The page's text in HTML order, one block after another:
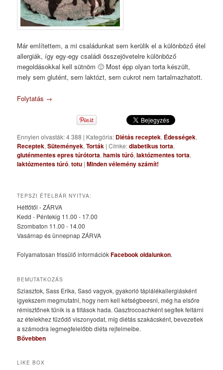
Már említettem, a mi családunkat sem kerülik el a különböző étel
allergiák, így egy-egy családi összejövetelre különböző
megoldásokkal kell sütnöm 🙂 Most épp olyan torta készült,
mely sem glutént, sem laktózt, sem cukrot nem tartalmazhatott.
Folytatás →
Ennyien olvasták: 4 388 | Kategória: Diétás receptek, Édességek,
Receptek,Sütemények,Torták |Címke:diabetikus torta,
gluténmentes epres túrótorta,hamis túró,laktózmentes torta,
laktózmentes túró,totu |Minden vélemény számít!
TEPSZI ÉTELBÁR NYITVA:
Hétfőtől - ZÁRVA
Kedd - Péntekig 11.00 - 17.00
Szombaton 11.00 - 14.00
Vasárnap és ünnepnap ZÁRVA
Folyamatosan frissülő információkFacebook oldalunkon.
BEMUTATKOZÁS
Sziasztok, Sass Erika, Sasó vagyok, gyakorló táplálékallergiásként
igyekszem megmutatni, hogy nem kell kétségbeesni, még ha elsőre
rémisztőnek tűnik is a tiltások hada. Gasztrocoachként segítek feltárni
az ételekhez fűződő viszonyodat, míg diétás szakácsként, bevezetlek
a számodra legmegfelelőbb diéta rejtelmeibe.
Bővebben
LIKE BOX